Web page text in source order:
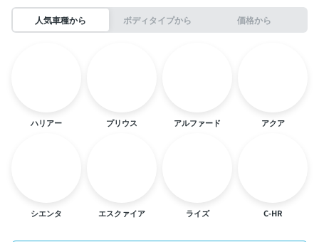
人気車種から ボディタイプから 価格から
ハリアー プリウス アルファード アクア
シエンタ エスクァイア ライズ C-HR